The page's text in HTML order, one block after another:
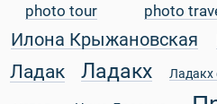
photo tour photo
Илона Крыжановская
Ладак
Ладакх Ладакх